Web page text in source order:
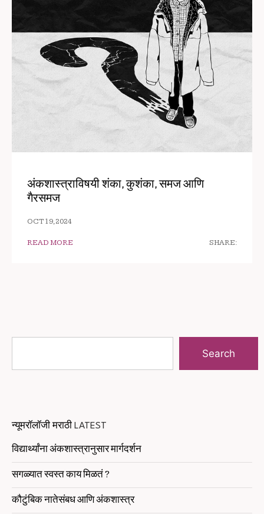
अंकशास्त्राविषयी शंका, कुशंका, समज आणि
गैरसमज
OCT 19, 2024
READ MORE SHARE:
Search
न्यूमरॉलॉजी मराठी LATEST
विद्यार्थ्यांना अंकशास्त्रानुसार मार्गदर्शन
सगळ्यात स्वस्त काय मिळतं ?
कौटुंबिक नातेसंबध आणि अंकशास्त्र